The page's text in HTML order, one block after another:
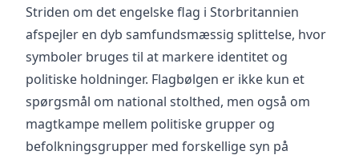
Striden om det engelske flag i Storbritannien
afspejler en dyb samfundsmæssig splittelse, hvor
symboler bruges til at markere identitet og
politiske holdninger. Flagbølgen er ikke kun et
spørgsmål om national stolthed, men også om
magtkampe mellem politiske grupper og
befolkningsgrupper med forskellige syn på